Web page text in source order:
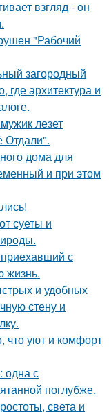
взгляд - он
"Рабочий
загородный
где архитектура и
лезет
Отдали".
дома для
и при этом
суеты и
с
жизнь.
и удобных
стену и
что уют и комфорт
одна с
поглубже.
света и